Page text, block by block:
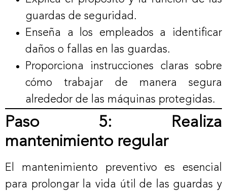
guardas de seguridad.
Enseña a los empleados a identificar
daños o fallas en las guardas.
Proporciona instrucciones claras sobre
cómo trabajar de manera segura
alrededor de las máquinas protegidas.
Paso 5: Realiza
mantenimiento regular
El mantenimiento preventivo es esencial
para prolongar la vida útil de las guardas y